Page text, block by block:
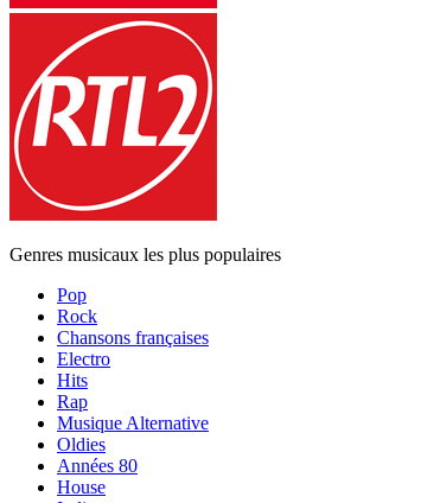
Genres musicaux les plus populaires
Pop
Rock
Chansons françaises
Electro
Hits
Rap
Musique Alternative
Oldies
Années 80
House